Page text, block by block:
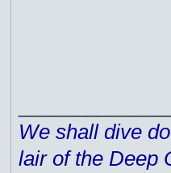
We shall dive
lair of the Deep